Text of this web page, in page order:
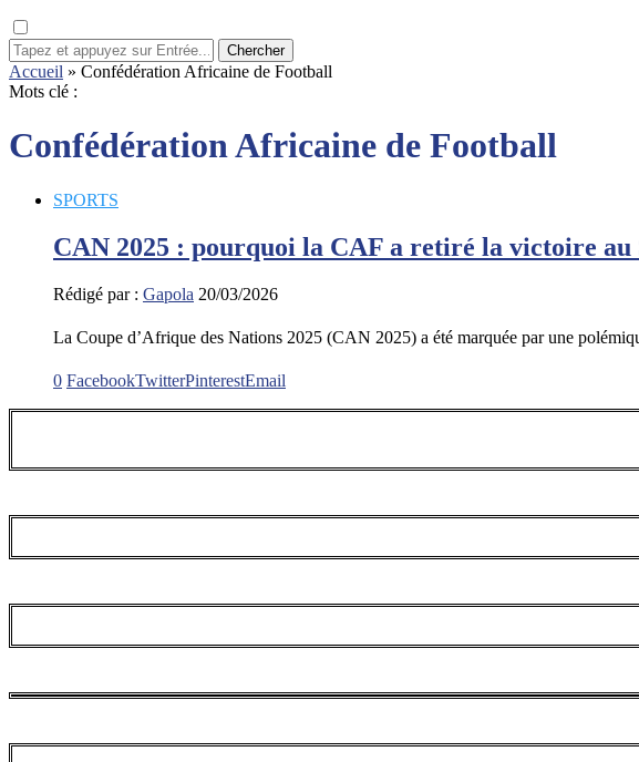
Chercher
Accueil » Confédération Africaine de Football
Mots clé :
Confédération Africaine de Football
SPORTS
CAN 2025 : pourquoi la CAF a retiré la victoire au
Rédigé par : Gapola 20/03/2026
La Coupe d’Afrique des Nations 2025 (CAN 2025) a été marquée par une
0 FacebookTwitterPinterestEmail